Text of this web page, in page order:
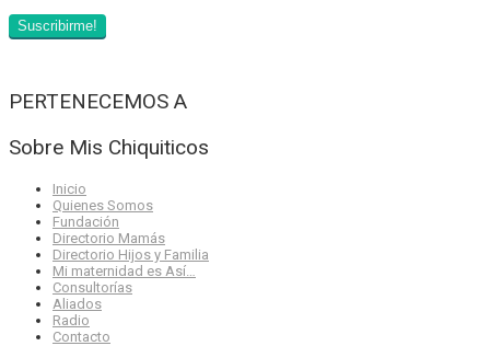
PERTENECEMOS A
Sobre Mis Chiquiticos
Inicio
Quienes Somos
Fundación
Directorio Mamás
Directorio Hijos y Familia
Mi maternidad es Así…
Consultorías
Aliados
Radio
Contacto